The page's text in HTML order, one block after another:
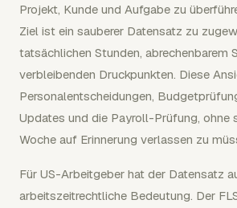
Projekt, Kunde und Aufgabe zu
Ziel ist ein sauberer Datensatz zu
tatsächlichen Stunden, abrechenbarem
verbleibenden Druckpunkten. Diese
Personalentscheidungen,
Updates und die Payroll-Prüfung, ohne
Woche auf Erinnerung verlassen zu
Für US-Arbeitgeber hat der Datensatz
arbeitszeitrechtliche Bedeutung. Der